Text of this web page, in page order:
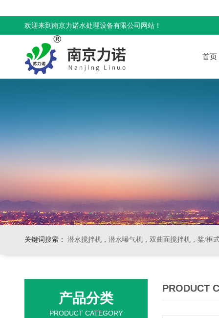
欢迎来到南京力诺水处理设备有限公司网站！
首页
关键词搜索： 潜水搅拌机，潜水曝气机，双曲面搅拌机，桨/框式搅拌
产品分类
PRODUCT CATEGORY
PRODUCT